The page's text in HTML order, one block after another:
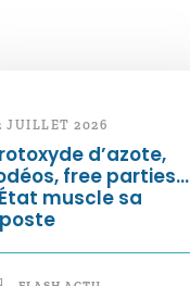
JUILLET 2026
d’azote,
free parties…
muscle sa